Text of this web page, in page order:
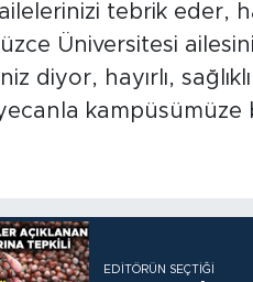
tebrik eder,
Üniversitesi
diyor, hayırlı,
kampüsümüze
EDITÖRÜN SEÇTIĞI